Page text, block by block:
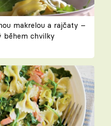
makrelou a rajčaty –
během chvilky